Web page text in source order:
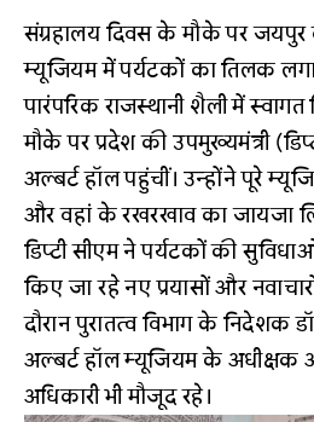
संग्रहालय दिवस के मौके पर जयपुर
म्यूजियम में पर्यटकों का तिलक
पारंपरिक राजस्थानी शैली में
मौके पर प्रदेश की उपमुख्यमंत्री
अल्बर्ट हॉल पहुंचीं। उन्होंने पूरे
और वहां के रखरखाव का जायजा
डिप्टी सीएम ने पर्यटकों की
किए जा रहे नए प्रयासों और
दौरान पुरातत्व विभाग के निदेशक
अल्बर्ट हॉल म्यूजियम के
अधिकारी भी मौजूद रहे।